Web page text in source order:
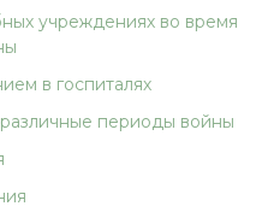
учреждениях во время
в госпиталях
периоды войны